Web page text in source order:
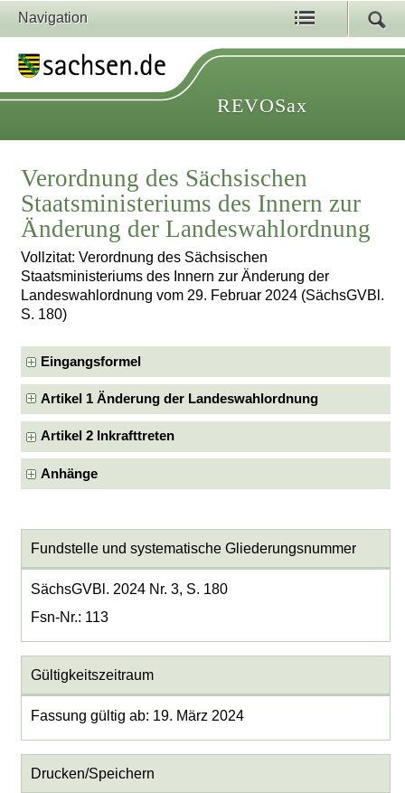
Navigation
REVOSax
Verordnung des Sächsischen
Staatsministeriums des Innern zur
Änderung der Landeswahlordnung
Vollzitat: Verordnung des Sächsischen
Staatsministeriums des Innern zur Änderung der
Landeswahlordnung vom 29. Februar 2024 (SächsGVBl.
S. 180)
Eingangsformel
Artikel 1 Änderung der Landeswahlordnung
Artikel 2 Inkrafttreten
Anhänge
Fundstelle und systematische Gliederungsnummer
SächsGVBl. 2024 Nr. 3, S. 180
Fsn-Nr.: 113
Gültigkeitszeitraum
Fassung gültig ab: 19. März 2024
Drucken/Speichern